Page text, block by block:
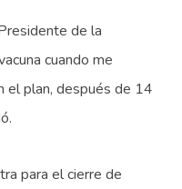
de la
cuando me
el plan, después de 14
para el cierre de